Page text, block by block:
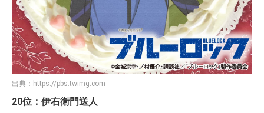
出典： https://pbs.twimg.com
20位：伊右衛門送人